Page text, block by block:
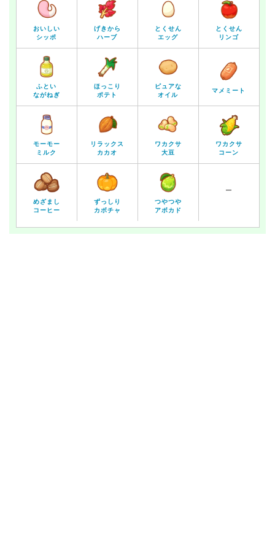
おいしい
シッポ
げきから
ハーブ
とくせん
エッグ
とくせん
リンゴ
ふとい
ながねぎ
ほっこり
ポテト
ピュアな
オイル
マメミート
モーモー
ミルク
リラックス
カカオ
ワカクサ
大豆
ワカクサ
コーン
めざまし
コーヒー
ずっしり
カボチャ
つやつや
アボカド
ー